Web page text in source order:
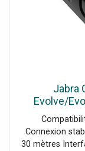
Jabra
Evolve/
pour offrir
Connexion
30 mètres